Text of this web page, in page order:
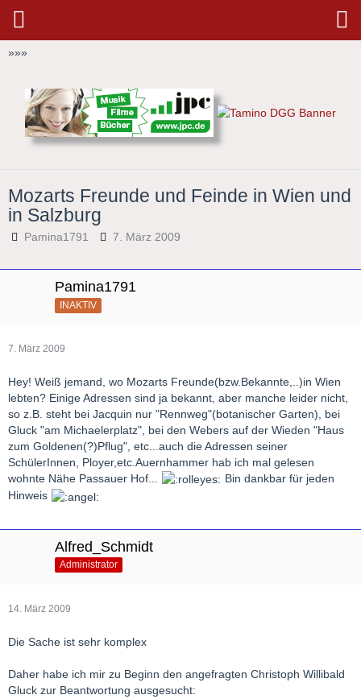
»»»
Mozarts Freunde und Feinde in Wien und
in Salzburg
Pamina1791 7. März 2009
Pamina1791
INAKTIV
7. März 2009
Hey! Weiß jemand, wo Mozarts Freunde(bzw.Bekannte,..)in Wien
lebten? Einige Adressen sind ja bekannt, aber manche leider nicht,
so z.B. steht bei Jacquin nur "Rennweg"(botanischer Garten), bei
Gluck "am Michaelerplatz", bei den Webers auf der Wieden "Haus
zum Goldenen(?)Pflug", etc...auch die Adressen seiner
SchülerInnen, Ployer,etc.Auernhammer hab ich mal gelesen
wohnte Nähe Passauer Hof...
Bin dankbar für jeden
Hinweis
Alfred_Schmidt
Administrator
14. März 2009
Die Sache ist sehr komplex
Daher habe ich mir zu Beginn den angefragten Christoph Willibald
Gluck zur Beantwortung ausgesucht: